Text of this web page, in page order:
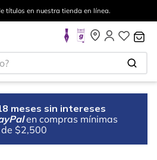
títulos en nuestra tienda en línea.
meses sin intereses
en compras mínimas
de $2,500